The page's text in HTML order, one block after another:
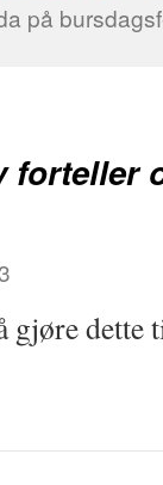
på
forteller
gjøre